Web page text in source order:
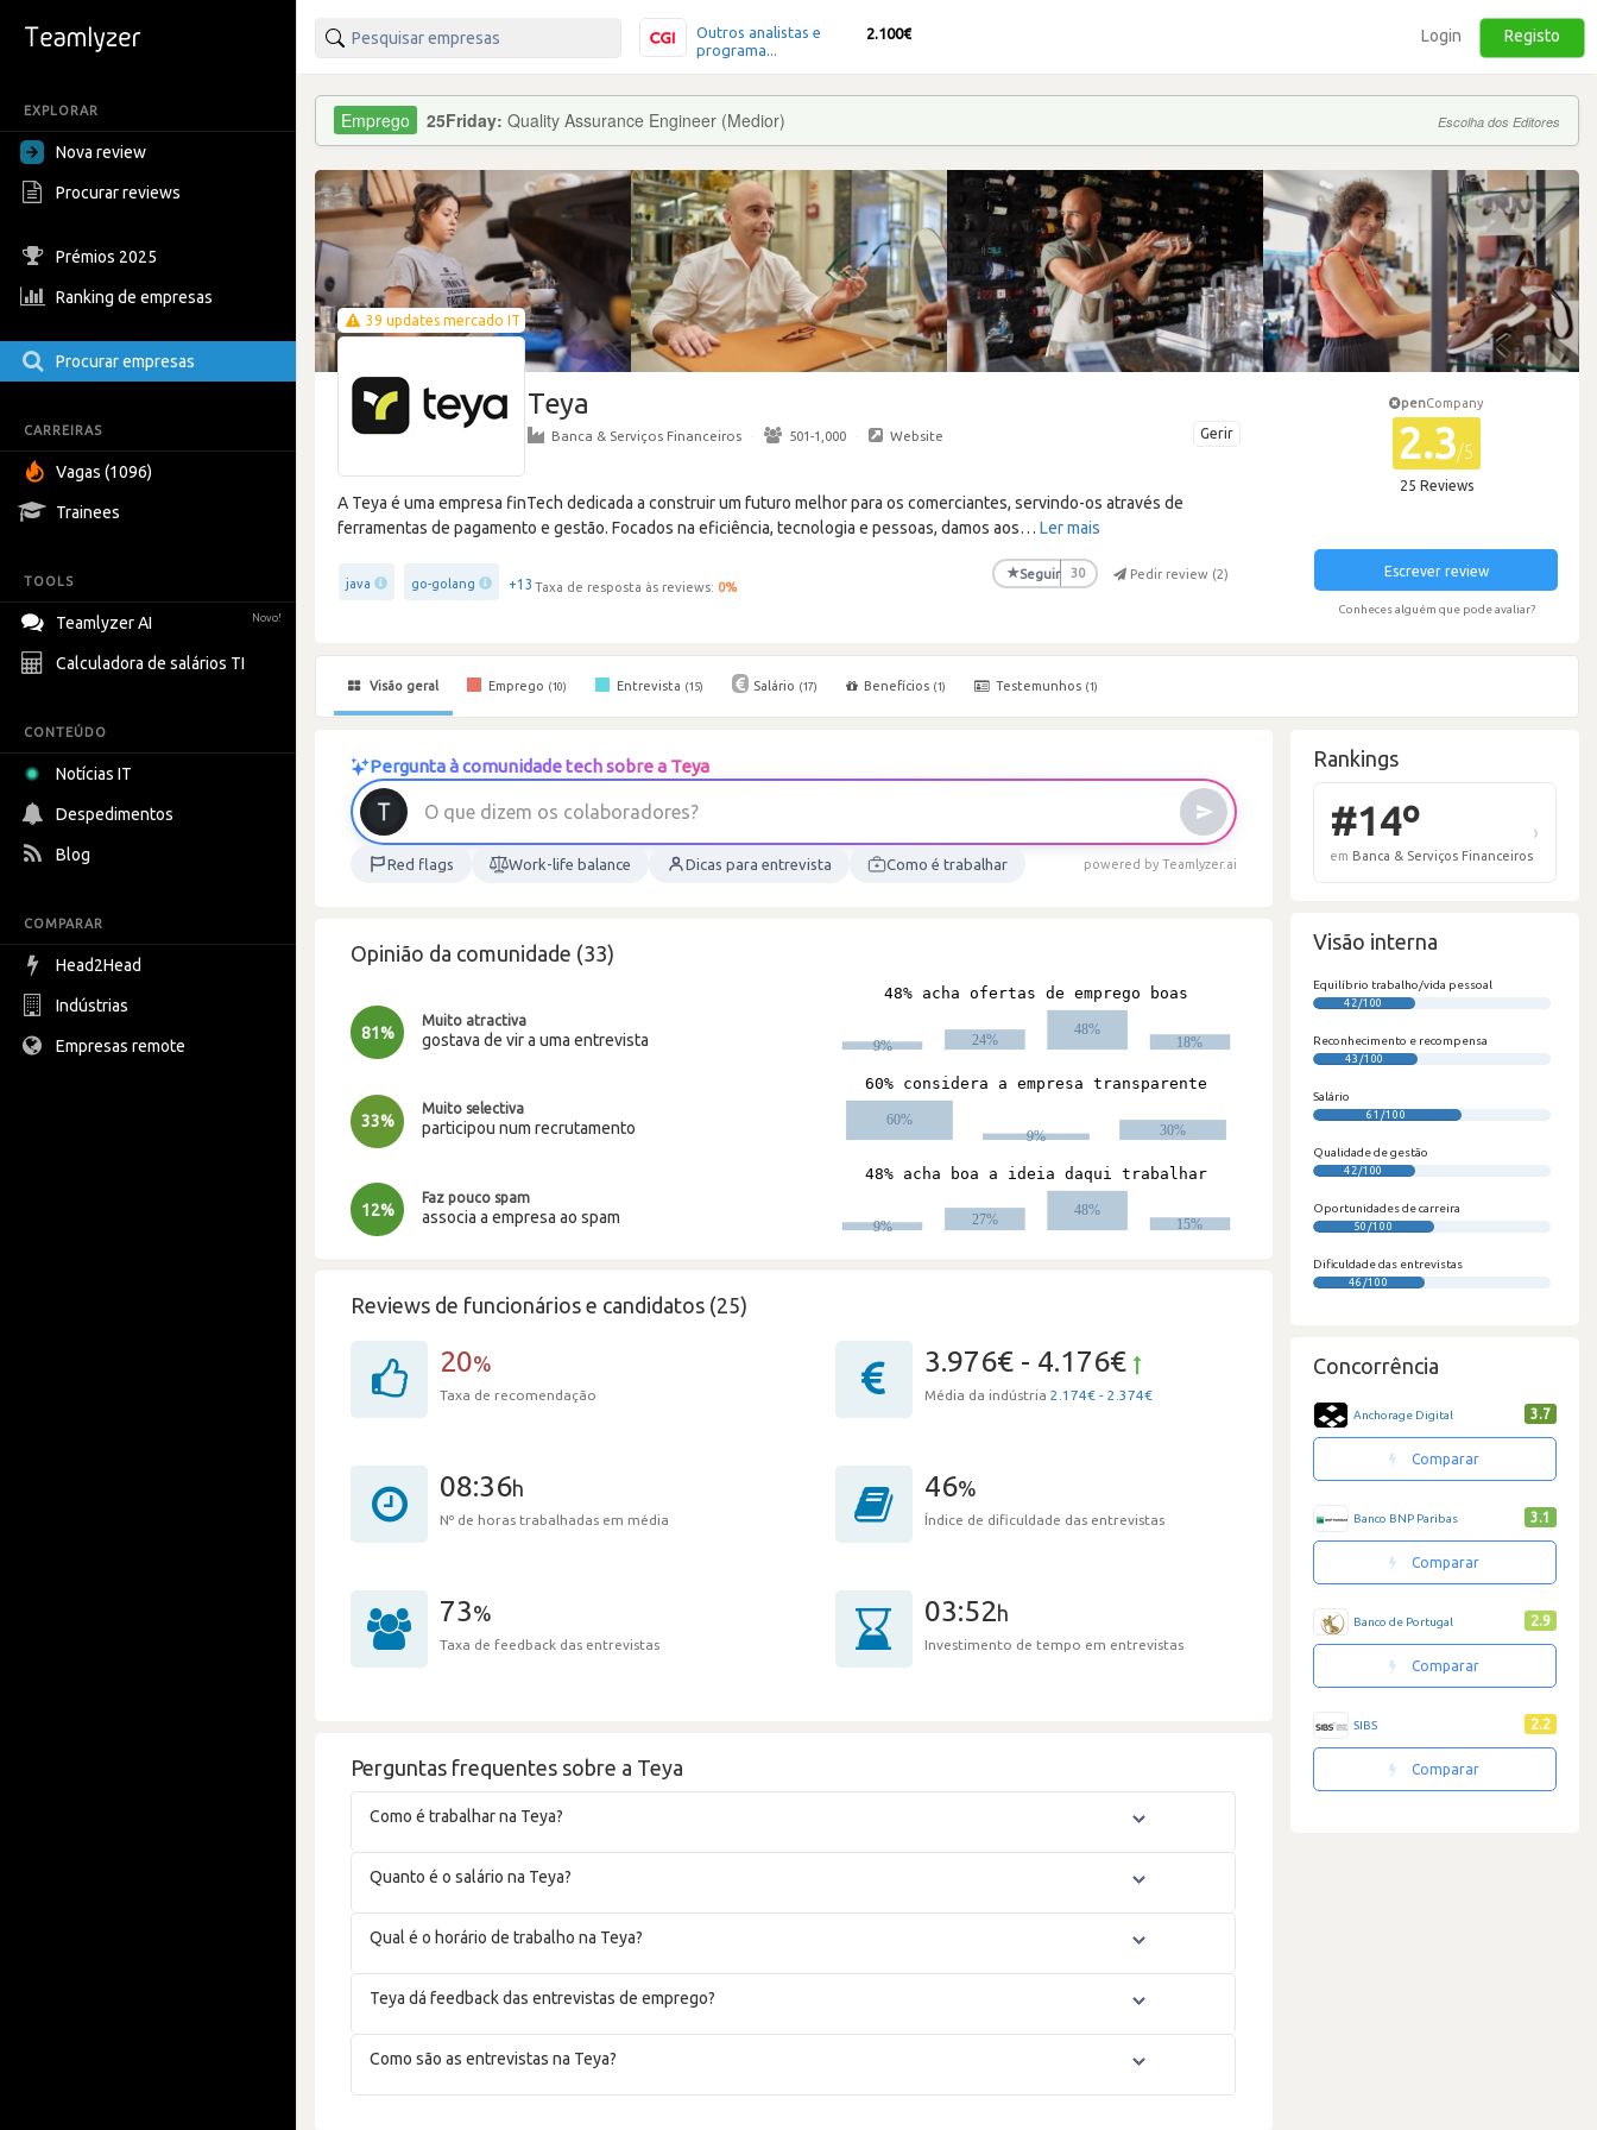
EXPLORAR
Nova review
Procurar reviews
Prémios 2025
Ranking de empresas
Procurar empresas
CARREIRAS
Vagas (1096)
Trainees
TOOLS
Teamlyzer AI Novo!
Calculadora de salários TI
CONTEÚDO
Notícias IT
Despedimentos
Blog
COMPARAR
Head2Head
Indústrias
Empresas remote
Outros analistas e
programa...
2.100€ Login Registo
25Friday: Quality Assurance Engineer (Medior) Escolha dos Editores
39 updates mercado IT
Teya
Gerir
Banca & Serviços Financeiros · 501-1,000 · Website
A Teya é uma empresa finTech dedicada a construir um futuro melhor para os comerciantes, servindo-os através de
ferramentas de pagamento e gestão. Focados na eficiência, tecnologia e pessoas, damos aos… Ler mais
java go-golang +13 Taxa de resposta às reviews: 0%
★Seguir 30 Pedir review (2)
penCompany
2.3/5
25 Reviews
Escrever review
Conheces alguém que pode avaliar?
Visão geral Emprego (10) Entrevista (15) Salário (17) Benefícios (1) Testemunhos (1)
Pergunta à comunidade tech sobre a Teya
O que d izem os colaborad ores?
Red flags Work-life balance Dicas para entrevista Como é trabalhar powered by Teamlyzer.ai
Opinião da comunidade (33)
81%
Muito atractiva
gostava de vir a uma entrevista
33%
Muito selectiva
participou num recrutamento
12%
Faz pouco spam
associa a empresa ao spam
Reviews de funcionários e candidatos (25)
20%
Taxa de recomendação
3.976€ - 4.176€
Média da indústria 2.174€ - 2.374€
08:36h
Nº de horas trabalhadas em média
46%
Índice de dificuldade das entrevistas
73%
Taxa de feedback das entrevistas
03:52h
Investimento de tempo em entrevistas
Perguntas frequentes sobre a Teya
Como é trabalhar na Teya?
Quanto é o salário na Teya?
Qual é o horário de trabalho na Teya?
Teya dá feedback das entrevistas de emprego?
Como são as entrevistas na Teya?
Rankings
Visão interna
Equilíbrio trabalho/vida pessoal
42/100
Reconhecimento e recompensa
43/100
Salário
61/100
Qualidade de gestão
42/100
Oportunidades de carreira
50/100
Dificuldade das entrevistas
46/100
Concorrência
Anchorage Digital 3.7
Comparar
Banco BNP Paribas 3.1
Comparar
Banco de Portugal 2.9
Comparar
SIBS 2.2
Comparar